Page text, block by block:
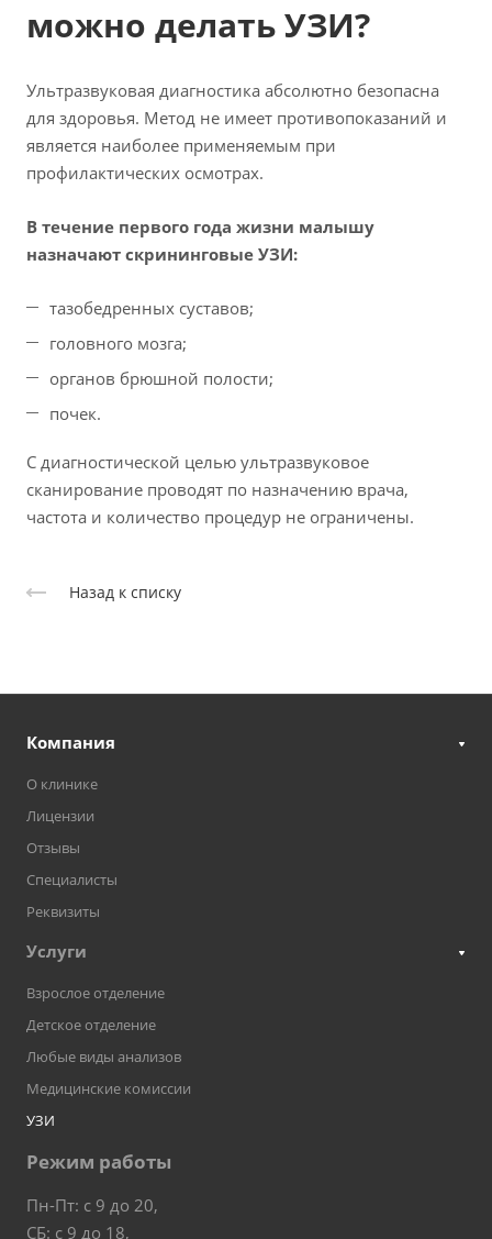
можно делать УЗИ?
Ультразвуковая диагностика абсолютно безопасна
для здоровья. Метод не имеет противопоказаний и
является наиболее применяемым при
профилактических осмотрах.
В течение первого года жизни малышу
назначают скрининговые УЗИ:
тазобедренных суставов;
головного мозга;
органов брюшной полости;
почек.
С диагностической целью ультразвуковое
сканирование проводят по назначению врача,
частота и количество процедур не ограничены.
Назад к списку
Компания
О клинике
Лицензии
Отзывы
Специалисты
Реквизиты
Услуги
Взрослое отделение
Детское отделение
Любые виды анализов
Медицинские комиссии
УЗИ
Режим работы
Пн-Пт: с 9 до 20,
СБ: с 9 до 18,